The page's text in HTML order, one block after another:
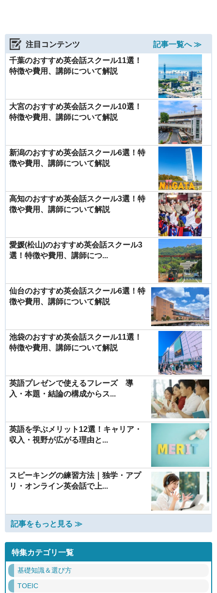
注目コンテンツ
記事一覧へ ≫
千葉のおすすめ英会話スクール11選！
特徴や費用、講師について解説
大宮のおすすめ英会話スクール10選！
特徴や費用、講師について解説
新潟のおすすめ英会話スクール6選！特
徴や費用、講師について解説
高知のおすすめ英会話スクール3選！特
徴や費用、講師について解説
愛媛(松山)のおすすめ英会話スクール3
選！特徴や費用、講師につ...
仙台のおすすめ英会話スクール6選！特
徴や費用、講師について解説
池袋のおすすめ英会話スクール11選！
特徴や費用、講師について解説
英語プレゼンで使えるフレーズ 導
入・本題・結論の構成からス...
英語を学ぶメリット12選！キャリア・
収入・視野が広がる理由と...
スピーキングの練習方法｜独学・アプ
リ・オンライン英会話で上...
記事をもっと見る ≫
特集カテゴリ一覧
基礎知識＆選び方
TOEIC